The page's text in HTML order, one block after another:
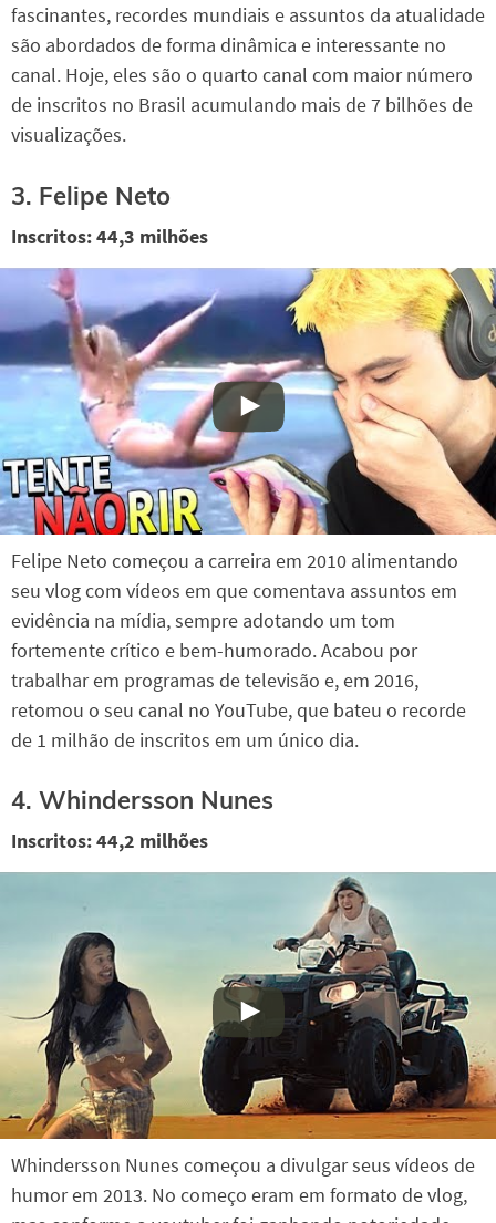
fascinantes, recordes mundiais e assuntos da atualidade
são abordados de forma dinâmica e interessante no
canal. Hoje, eles são o quarto canal com maior número
de inscritos no Brasil acumulando mais de 7 bilhões de
visualizações.
3. Felipe Neto
Inscritos: 44,3 milhões
Felipe Neto começou a carreira em 2010 alimentando
seu vlog com vídeos em que comentava assuntos em
evidência na mídia, sempre adotando um tom
fortemente crítico e bem-humorado. Acabou por
trabalhar em programas de televisão e, em 2016,
retomou o seu canal no YouTube, que bateu o recorde
de 1 milhão de inscritos em um único dia.
4. Whindersson Nunes
Inscritos: 44,2 milhões
Whindersson Nunes começou a divulgar seus vídeos de
humor em 2013. No começo eram em formato de vlog,